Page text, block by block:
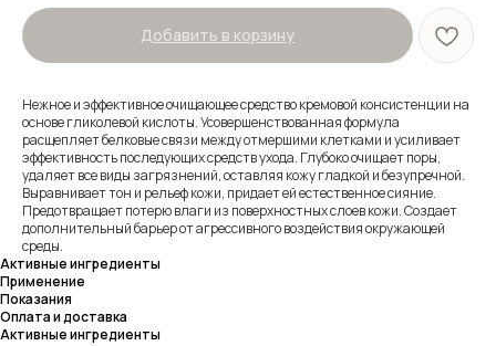
Добавить в корзину
Нежное и эффективное очищающее средство кремовой консистенции на
основе гликолевой кислоты. Усовершенствованная формула
расщепляет белковые связи между отмершими клетками и усиливает
эффективность последующих средств ухода. Глубоко очищает поры,
удаляет все виды загрязнений, оставляя кожу гладкой и безупречной.
Выравнивает тон и рельеф кожи, придает ей естественное сияние.
Предотвращает потерю влаги из поверхностных слоев кожи. Создает
дополнительный барьер от агрессивного воздействия окружающей
среды.
Активные ингредиенты
Применение
Показания
Оплата и доставка
Активные ингредиенты